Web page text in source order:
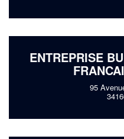
ENTREPRISE
95